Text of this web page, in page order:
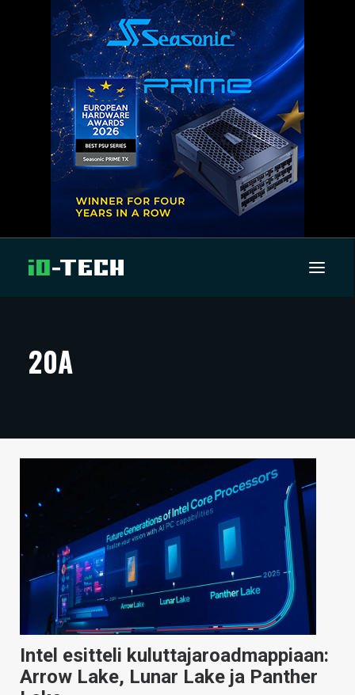
ARTIKKELIT
TECHBBS
HINTA.FI
KAUPPA
VAIHDA TEEMA
HAKU
20A
Intel esitteli kuluttajaroadmappiaan:
Arrow Lake, Lunar Lake ja Panther